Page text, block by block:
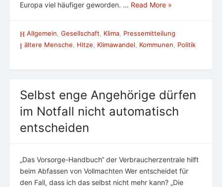
Europa viel häufiger geworden. … Read More »
Allgemein Gesellschaft Klima Pressemitteilung
ältere Mensche, Hitze, Klimawandel, Kommunen, Politik
Selbst enge Angehörige dürfen
im Notfall nicht automatisch
entscheiden
„Das Vorsorge-Handbuch“ der Verbraucherzentrale hilft
beim Abfassen von Vollmachten Wer entscheidet für
den Fall, dass ich das selbst nicht mehr kann? „Die